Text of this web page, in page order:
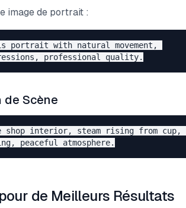
image de portrait :
portrait with natural movement,
de Scène
shop interior, steam rising from cup,
de Meilleurs Résultats